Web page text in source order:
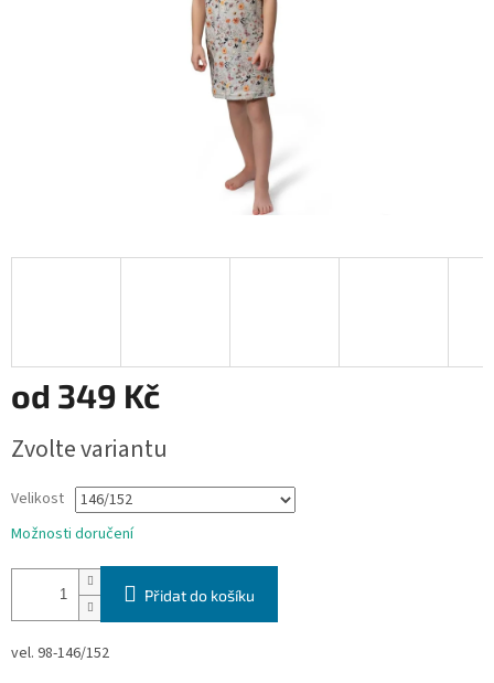
od 349 Kč
cena:
Zvolte variantu
Velikost
Možnosti doručení
Přidat do košíku
vel. 98-146/152